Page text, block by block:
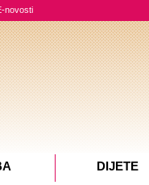
novosti
DIJETE